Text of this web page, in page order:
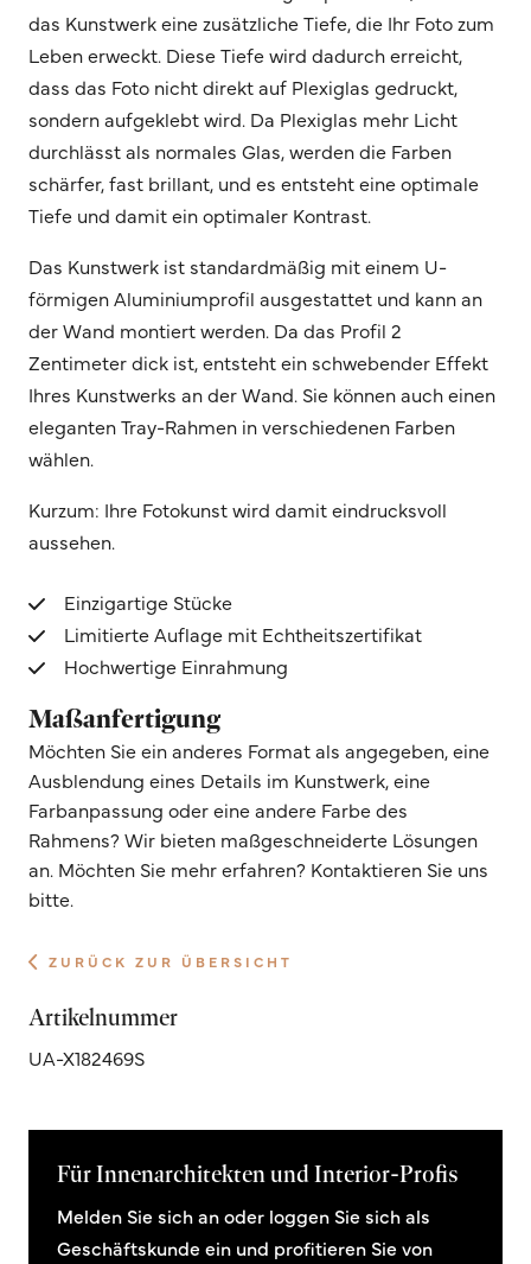
das Kunstwerk eine zusätzliche Tiefe, die Ihr Foto zum
Leben erweckt. Diese Tiefe wird dadurch erreicht,
dass das Foto nicht direkt auf Plexiglas gedruckt,
sondern aufgeklebt wird. Da Plexiglas mehr Licht
durchlässt als normales Glas, werden die Farben
schärfer, fast brillant, und es entsteht eine optimale
Tiefe und damit ein optimaler Kontrast.
Das Kunstwerk ist standardmäßig mit einem U-
förmigen Aluminiumprofil ausgestattet und kann an
der Wand montiert werden. Da das Profil 2
Zentimeter dick ist, entsteht ein schwebender Effekt
Ihres Kunstwerks an der Wand. Sie können auch einen
eleganten Tray-Rahmen in verschiedenen Farben
wählen.
Kurzum: Ihre Fotokunst wird damit eindrucksvoll
aussehen.
Einzigartige Stücke
Limitierte Auflage mit Echtheitszertifikat
Hochwertige Einrahmung
Maßanfertigung
Möchten Sie ein anderes Format als angegeben, eine
Ausblendung eines Details im Kunstwerk, eine
Farbanpassung oder eine andere Farbe des
Rahmens? Wir bieten maßgeschneiderte Lösungen
an. Möchten Sie mehr erfahren? Kontaktieren Sie uns
bitte.
ZURÜCK ZUR ÜBERSICHT
Artikelnummer
UA-X182469S
Für Innenarchitekten und Interior-Profis
Melden Sie sich an oder loggen Sie sich als
Geschäftskunde ein und profitieren Sie von